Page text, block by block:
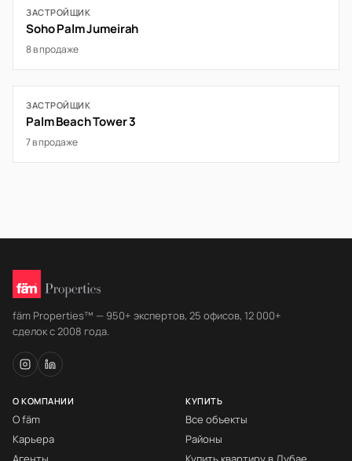
ЗАСТРОЙЩИК
Soho Palm Jumeirah
8 в продаже
ЗАСТРОЙЩИК
Palm Beach Tower 3
7 в продаже
fäm Properties™ — 950+ экспертов, 25 офисов, 12 000+
сделок с 2008 года.
О КОМПАНИИ
О fäm
Карьера
КУПИТЬ
Все объекты
Районы